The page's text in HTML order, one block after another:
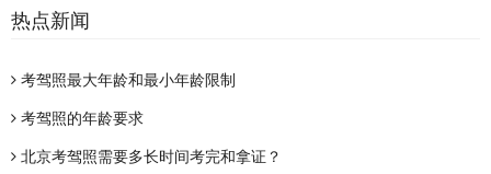
热点新闻
考驾照最大年龄和最小年龄限制
考驾照的年龄要求
北京考驾照需要多长时间考完和拿证？